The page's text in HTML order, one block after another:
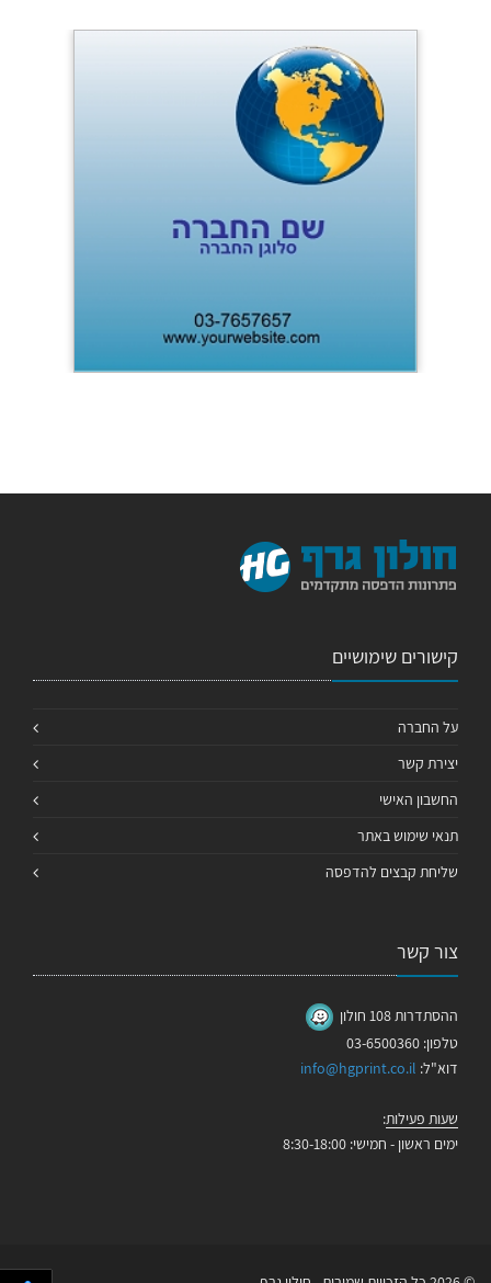
קישורים שימושיים
על החברה
יצירת קשר
החשבון האישי
תנאי שימוש באתר
שליחת קבצים להדפסה
צור קשר
ההסתדרות 108 חולון
טלפון: 03-6500360
דוא"ל: info@hgprint.co.il
שעות פעילות:
ימים ראשון - חמישי: 8:30-18:00